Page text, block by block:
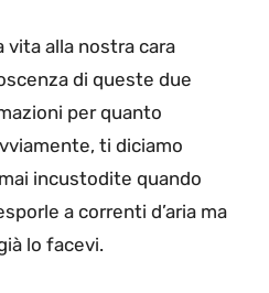
vita alla nostra cara
di queste due
per quanto
ti diciamo
incustodite quando
a correnti d’aria ma
lo facevi.